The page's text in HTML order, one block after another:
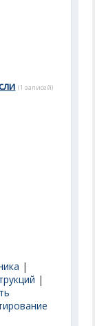
(1 записей)
|
|